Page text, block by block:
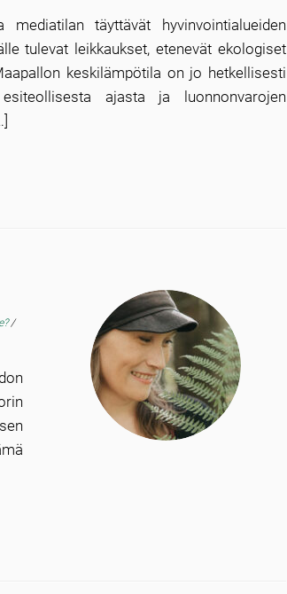
täyttävät hyvinvointialueiden
tulevat leikkaukset, etenevät ekologiset
keskilämpötila on jo hetkellisesti
ajasta ja luonnonvarojen
/